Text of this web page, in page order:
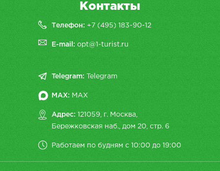
Контакты
Телефон: +7 (495) 183-90-12
E-mail:opt@1-turist.ru
Telegram: Telegram
MAX: MAX
Адрес: 121059, г. Москва,
Бережковская наб., дом 20, cтр. 6
Работаем по будням с 10:00 до 19:00